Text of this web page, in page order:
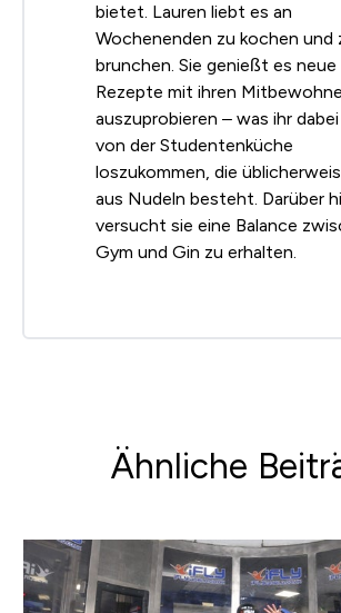
bietet. Lauren liebt es an
Wochenenden zu kochen und
brunchen. Sie genießt es neue
Rezepte mit ihren
auszuprobieren – was ihr
von der Studentenküche
loszukommen, die
aus Nudeln besteht. Darüber
versucht sie eine Balance
Gym und Gin zu erhalten.
Ähnliche